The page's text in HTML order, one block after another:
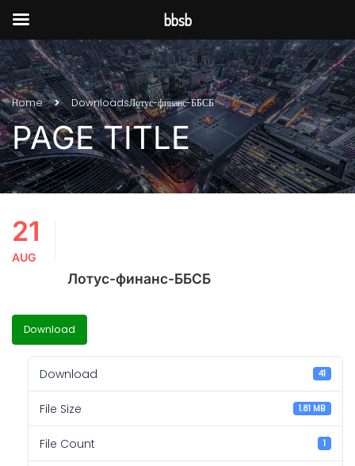
Home DownloadsЛотус-финанс-ББСБ
PAGE TITLE
21
AUG
Лотус-финанс-ББСБ
Download
Download 41
File Size 1.81 MB
File Count 1
bbsb